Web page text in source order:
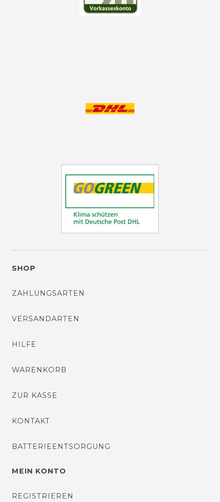
SHOP
ZAHLUNGSARTEN
VERSANDARTEN
HILFE
WARENKORB
ZUR KASSE
KONTAKT
BATTERIEENTSORGUNG
MEIN KONTO
REGISTRIEREN